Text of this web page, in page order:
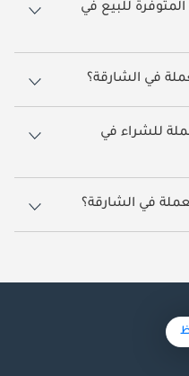
للبيع في
في الشارقة؟
من 34,400.
للشراء في
حالياً هي ميتسوبيشي إكلبس.
في الشارقة؟
هي شيفروليه كامارو, تويوتا